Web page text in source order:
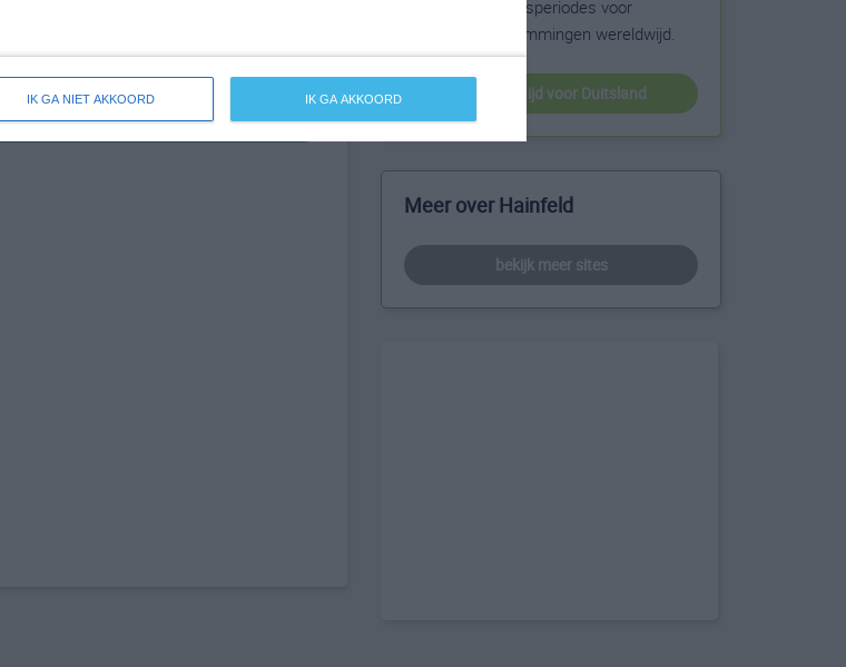
IK GA NIET AKKOORD IK GA AKKOORD
Hainfeld
over de beste reisperiodes voor
duizenden bestemmingen wereldwijd.
beste reistijd voor Duitsland
Meer over Hainfeld
bekijk meer sites